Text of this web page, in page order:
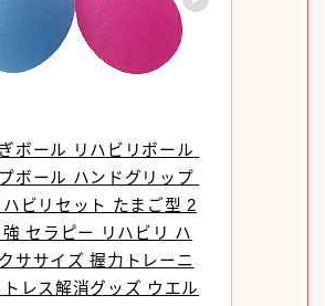
ボール リハビリボール
ボール ハンドグリップ
ビリセット たまご型 2
セラピー リハビリ ハ
ササイズ 握力トレーニ
トレス解消グッズ ウエル